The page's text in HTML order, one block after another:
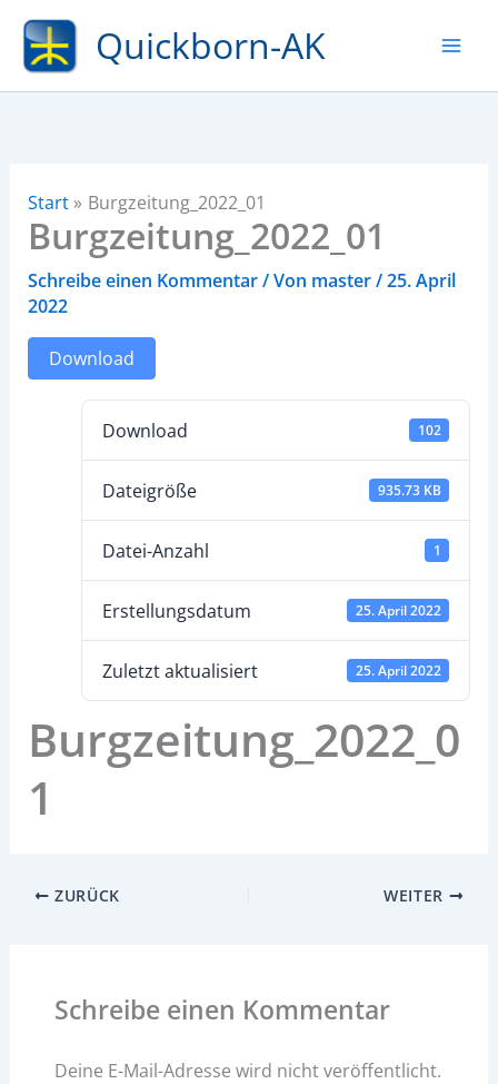
Zum
Inhalt
springen
Quickborn-AK
Start Burgzeitung_2022_01
Burgzeitung_2022_01
Schreibe einen Kommentar/ Von master/25. April
2022
Download
Download 102
Dateigröße 935.73 KB
Datei-Anzahl 1
Erstellungsdatum 25. April 2022
Zuletzt aktualisiert 25. April 2022
Burgzeitung_2022_0
1
ZURÜCK WEITER
Schreibe einen Kommentar
Deine E-Mail-Adresse wird nicht veröffentlicht.